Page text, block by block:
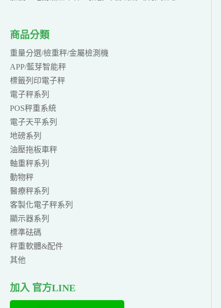
商品分類
重量分選/檢重秤/金屬檢測機
APP/藍芽智能秤
標籤列印電子秤
電子秤系列
POS秤重系統
電子天平系列
地磅系列
油壓拖板車秤
軸重秤系列
動物秤
醫療秤系列
客製化電子秤系列
顯示器系列
標準砝碼
秤重軟體&配件
其他
加入 官方LINE